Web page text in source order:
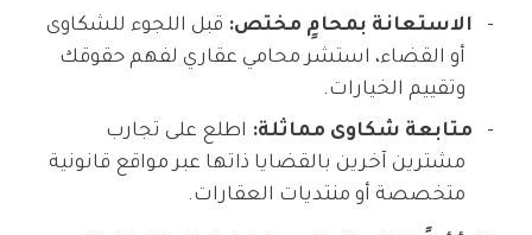
الاستعانة بمحامٍ مختص: قبل اللجوء للشكاوى
أو القضاء، استشر محامي عقاري لفهم حقوقك
وتقييم الخيارات.
متابعة شكاوى مماثلة: اطلع على تجارب
مشترين آخرين بالقضايا ذاتها عبر مواقع قانونية
متخصصة أو منتديات العقارات.